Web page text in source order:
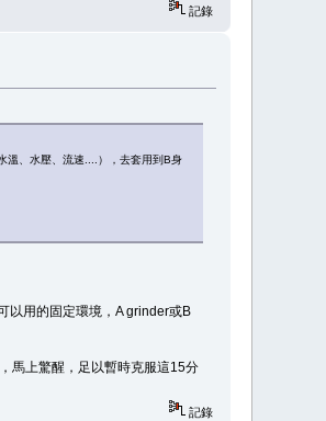
記錄
溫、水壓、流速....），去套用到B身
以用的固定環境，A grinder或B
馬上驚醒，足以暫時克服這15分
記錄